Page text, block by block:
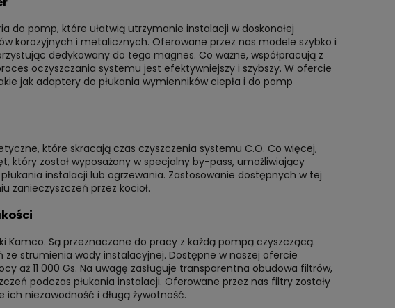
do pomp, które ułatwią utrzymanie instalacji w doskonałej
korozyjnych i metalicznych. Oferowane przez nas modele szybko i
dedykowany do tego magnes. Co ważne, współpracują z
oczyszczania systemu jest efektywniejszy i szybszy. W ofercie
jak adaptery do płukania wymienników ciepła i do pomp
które skracają czas czyszczenia systemu C.O. Co więcej,
który został wyposażony w specjalny by-pass, umożliwiający
instalacji lub ogrzewania. Zastosowanie dostępnych w tej
zanieczyszczeń przez kocioł.
Są przeznaczone do pracy z każdą pompą czyszczącą.
strumienia wody instalacyjnej. Dostępne w naszej ofercie
aż 11 000 Gs. Na uwagę zasługuje transparentna obudowa filtrów,
podczas płukania instalacji. Oferowane przez nas filtry zostały
ich niezawodność i długą żywotność.